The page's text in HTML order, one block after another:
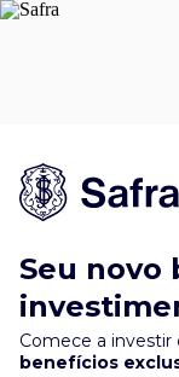
Seu novo
Comece a investir
benefícios